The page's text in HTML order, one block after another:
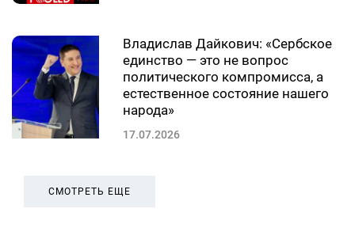
Владислав Дайкович: «Сербское
единство — это не вопрос
политического компромисса, а
естественное состояние нашего
народа»
17.07.2026
СМОТРЕТЬ ЕЩЕ